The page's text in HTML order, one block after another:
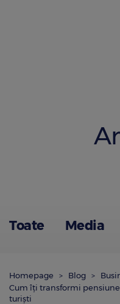
Toate Media
Homepage Blog
Cum îți transformi
turiști